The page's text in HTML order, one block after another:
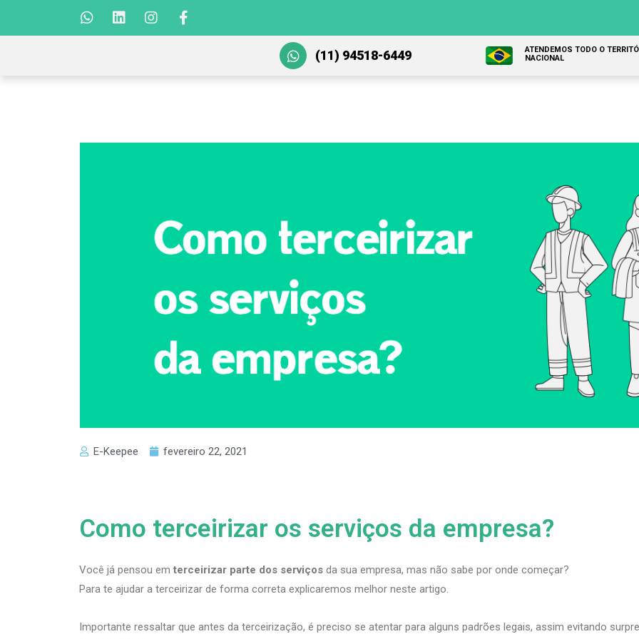
(11) 94518-6449
ATENDEMOS TODO O
NACIONAL
E-Keepee fevereiro 22, 2021
Como terceirizar os serviços da empresa?
Você já pensou em terceirizar parte dos serviços da sua empresa, mas não sabe por onde começar?
Para te ajudar a terceirizar de forma correta explicaremos melhor neste artigo.
Importante ressaltar que antes da terceirização, é preciso se atentar para alguns padrões legais, assim evitando